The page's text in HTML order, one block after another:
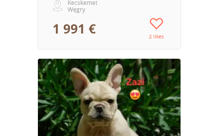
Kecskemet
Węgry
1 991 € 2 likes